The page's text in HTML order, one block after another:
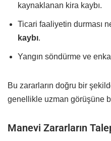
kaynaklanan kira kaybı.
Ticari faaliyetin durması
kaybı.
Yangın söndürme ve
Bu zararların doğru bir
genellikle uzman görüşüne
Manevi Zararların